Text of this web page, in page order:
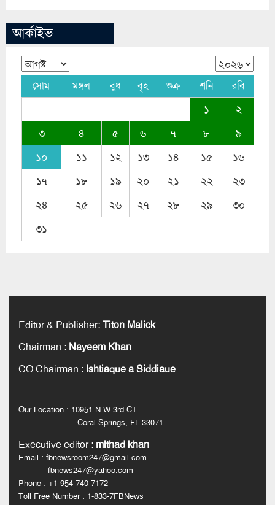
আর্কাইভ
সোম মঙ্গল বুধ বৃহ শুক্র শনি রবি
১
২
৩
৪ ৫ ৬ ৭ ৮
৯
১০
১১ ১২ ১৩ ১৪ ১৫
১৬
১৭
১৮ ১৯ ২০ ২১ ২২
২৩
২৪
২৫ ২৬ ২৭ ২৮ ২৯
৩০
৩১
Editor & Publisher:Titon Malick
Chairman : Nayeem Khan
CO Chairman : Ishtiaque a Siddiaue
Our Location : 10951 N W 3rd CT
Coral Springs, FL 33071
Executive editor: mithad khan
Email : fbnewsroom247@gmail.com
fbnews247@yahoo.com
Phone : +1-954-740-7172
Toll Free Number : 1-833-7FBNews